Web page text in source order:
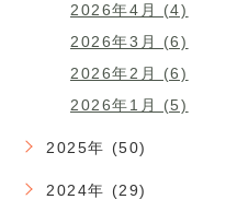
2026年4月 (4)
2026年3月 (6)
2026年2月 (6)
2026年1月 (5)
2025年 (50)
2024年 (29)